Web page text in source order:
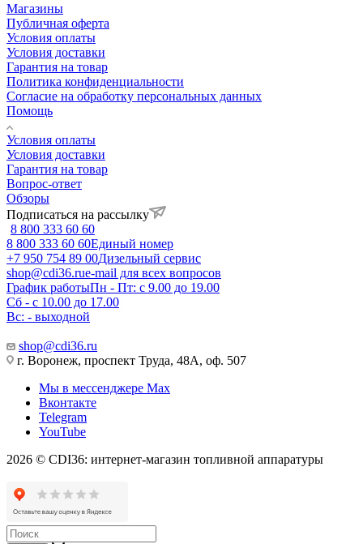
Магазины
Публичная оферта
Условия оплаты
Условия доставки
Гарантия на товар
Политика конфиденциальности
Согласие на обработку персональных данных
Помощь
Условия оплаты
Условия доставки
Гарантия на товар
Вопрос-ответ
Обзоры
Подписаться на рассылку
8 800 333 60 60
8 800 333 60 60Единый номер
+7 950 754 89 00Дизельный сервис
shop@cdi36.rue-mail для всех вопросов
График работыПн - Пт: с 9.00 до 19.00
Сб - с 10.00 до 17.00
Вс: - выходной
shop@cdi36.ru
г. Воронеж, проспект Труда, 48А, оф. 507
Мы в мессенджере Max
Вконтакте
Telegram
YouTube
2026 © CDI36: интернет-магазин топливной аппаратуры